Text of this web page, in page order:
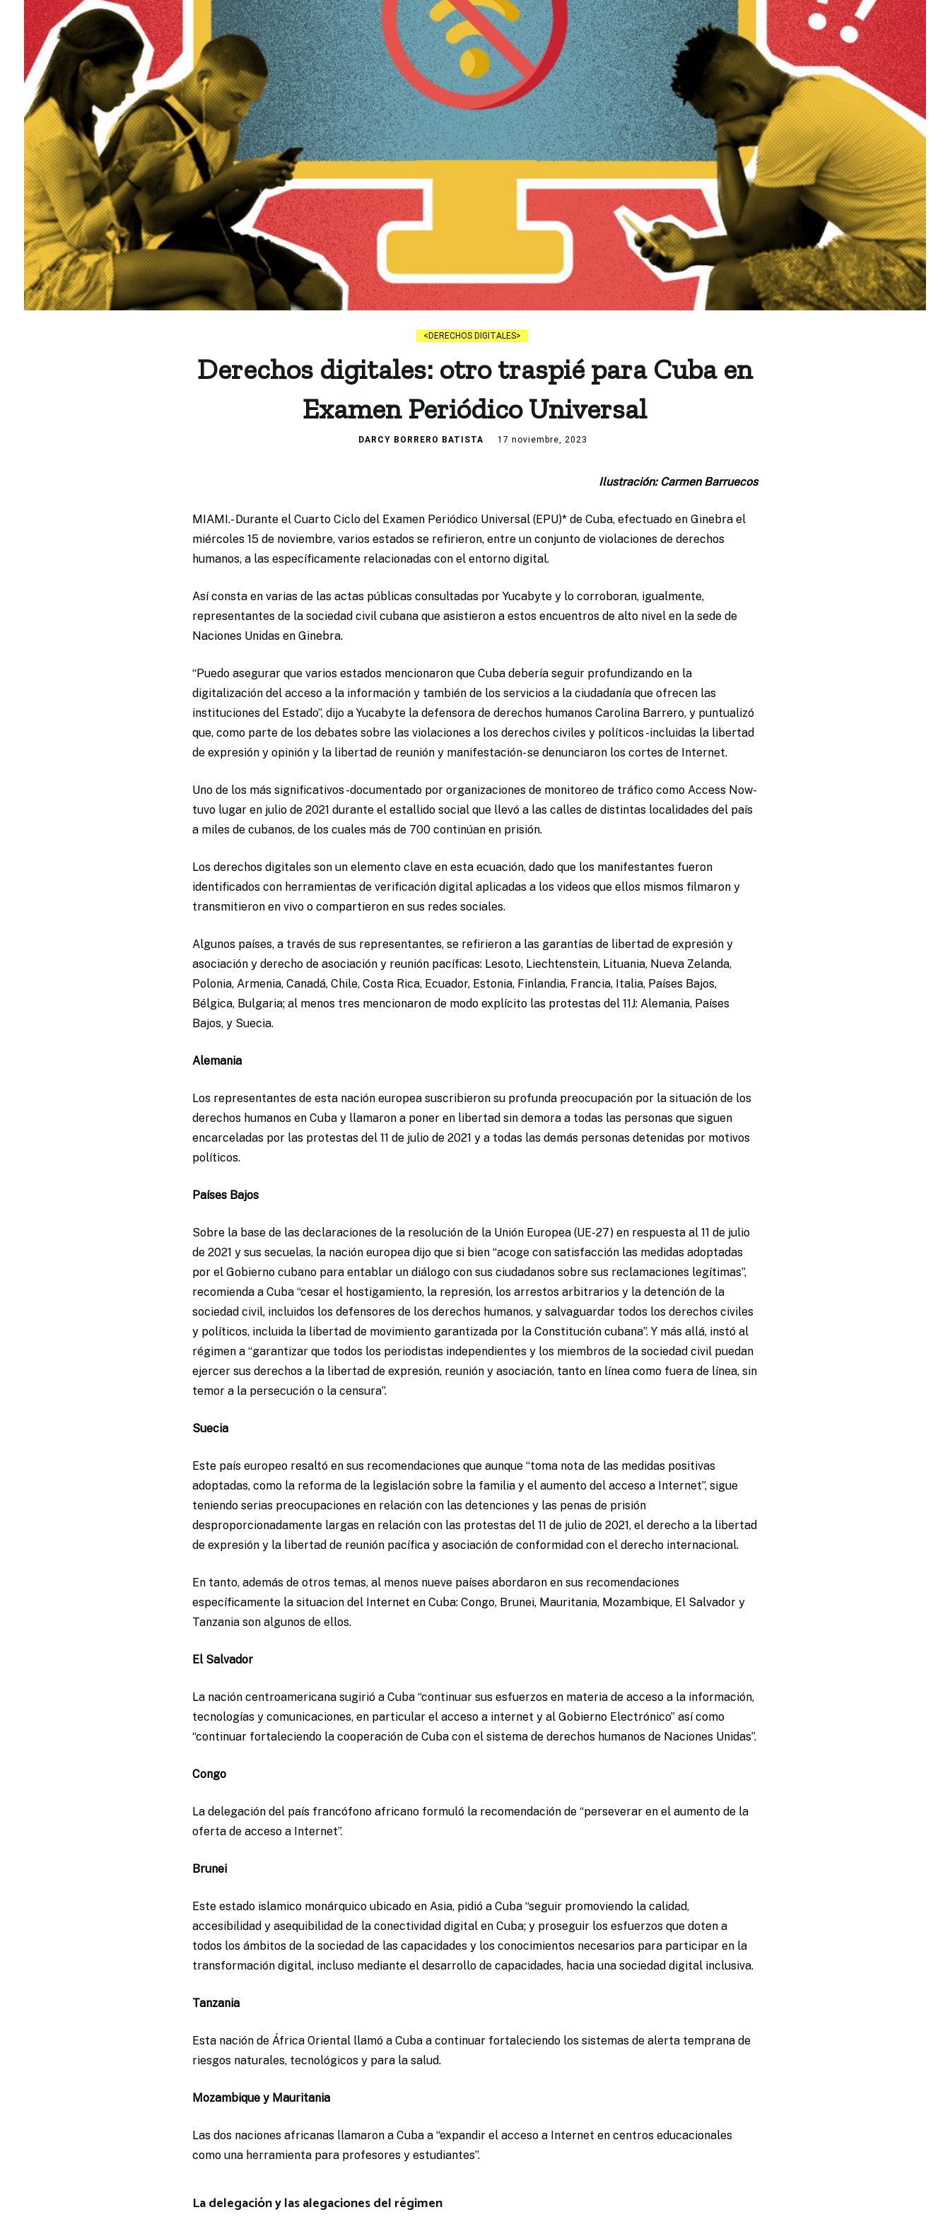
DERECHOS DIGITALES
Derechos digitales: otro traspié para Cuba en
Examen Periódico Universal
DARCY BORRERO BATISTA 17 noviembre, 2023
Ilustración: Carmen Barruecos
MIAMI.- Durante el Cuarto Ciclo del Examen Periódico Universal (EPU)* de Cuba, efectuado en Ginebra el
miércoles 15 de noviembre, varios estados se refirieron, entre un conjunto de violaciones de derechos
humanos, a las específicamente relacionadas con el entorno digital.
Así consta en varias de las actas públicas consultadas por Yucabyte y lo corroboran, igualmente,
representantes de la sociedad civil cubana que asistieron a estos encuentros de alto nivel en la sede de
Naciones Unidas en Ginebra.
“Puedo asegurar que varios estados mencionaron que Cuba debería seguir profundizando en la
digitalización del acceso a la información y también de los servicios a la ciudadanía que ofrecen las
instituciones del Estado”, dijo a Yucabyte la defensora de derechos humanos Carolina Barrero, y puntualizó
que, como parte de los debates sobre las violaciones a los derechos civiles y políticos -incluidas la libertad
de expresión y opinión y la libertad de reunión y manifestación- se denunciaron los cortes de Internet.
Uno de los más significativos -documentado por organizaciones de monitoreo de tráfico como Access Now-
tuvo lugar en julio de 2021 durante el estallido social que llevó a las calles de distintas localidades del país
a miles de cubanos, de los cuales más de 700 continúan en prisión.
Los derechos digitales son un elemento clave en esta ecuación, dado que los manifestantes fueron
identificados con herramientas de verificación digital aplicadas a los videos que ellos mismos filmaron y
transmitieron en vivo o compartieron en sus redes sociales.
Algunos países, a través de sus representantes, se refirieron a las garantías de libertad de expresión y
asociación y derecho de asociación y reunión pacíficas: Lesoto, Liechtenstein, Lituania, Nueva Zelanda,
Polonia, Armenia, Canadá, Chile, Costa Rica, Ecuador, Estonia, Finlandia, Francia, Italia, Países Bajos,
Bélgica, Bulgaria; al menos tres mencionaron de modo explícito las protestas del 11J: Alemania, Países
Bajos, y Suecia.
Alemania
Los representantes de esta nación europea suscribieron su profunda preocupación por la situación de los
derechos humanos en Cuba y llamaron a poner en libertad sin demora a todas las personas que siguen
encarceladas por las protestas del 11 de julio de 2021 y a todas las demás personas detenidas por motivos
políticos.
Países Bajos
Sobre la base de las declaraciones de la resolución de la Unión Europea (UE-27) en respuesta al 11 de julio
de 2021 y sus secuelas, la nación europea dijo que si bien “acoge con satisfacción las medidas adoptadas
por el Gobierno cubano para entablar un diálogo con sus ciudadanos sobre sus reclamaciones legítimas”,
recomienda a Cuba “cesar el hostigamiento, la represión, los arrestos arbitrarios y la detención de la
sociedad civil, incluidos los defensores de los derechos humanos, y salvaguardar todos los derechos civiles
y políticos, incluida la libertad de movimiento garantizada por la Constitución cubana”. Y más allá, instó al
régimen a “garantizar que todos los periodistas independientes y los miembros de la sociedad civil puedan
ejercer sus derechos a la libertad de expresión, reunión y asociación, tanto en línea como fuera de línea, sin
temor a la persecución o la censura”.
Suecia
Este país europeo resaltó en sus recomendaciones que aunque “toma nota de las medidas positivas
adoptadas, como la reforma de la legislación sobre la familia y el aumento del acceso a Internet”, sigue
teniendo serias preocupaciones en relación con las detenciones y las penas de prisión
desproporcionadamente largas en relación con las protestas del 11 de julio de 2021, el derecho a la libertad
de expresión y la libertad de reunión pacífica y asociación de conformidad con el derecho internacional.
En tanto, además de otros temas, al menos nueve países abordaron en sus recomendaciones
específicamente la situacion del Internet en Cuba: Congo, Brunei, Mauritania, Mozambique, El Salvador y
Tanzania son algunos de ellos.
El Salvador
La nación centroamericana sugirió a Cuba “continuar sus esfuerzos en materia de acceso a la información,
tecnologías y comunicaciones, en particular el acceso a internet y al Gobierno Electrónico” así como
“continuar fortaleciendo la cooperación de Cuba con el sistema de derechos humanos de Naciones Unidas”.
Congo
La delegación del país francófono africano formuló la recomendación de “perseverar en el aumento de la
oferta de acceso a Internet”.
Brunei
Este estado islamico monárquico ubicado en Asia, pidió a Cuba “seguir promoviendo la calidad,
accesibilidad y asequibilidad de la conectividad digital en Cuba; y proseguir los esfuerzos que doten a
todos los ámbitos de la sociedad de las capacidades y los conocimientos necesarios para participar en la
transformación digital, incluso mediante el desarrollo de capacidades, hacia una sociedad digital inclusiva.
Tanzania
Esta nación de África Oriental llamó a Cuba a continuar fortaleciendo los sistemas de alerta temprana de
riesgos naturales, tecnológicos y para la salud.
Mozambique y Mauritania
Las dos naciones africanas llamaron a Cuba a “expandir el acceso a Internet en centros educacionales
como una herramienta para profesores y estudiantes”.
La delegación y las alegaciones del régimen